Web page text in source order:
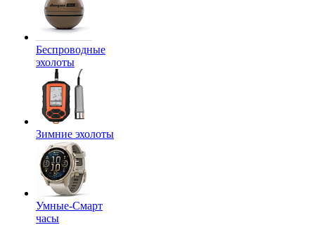
Беспроводные
эхолоты
Зимние эхолоты
Умные-Смарт
часы